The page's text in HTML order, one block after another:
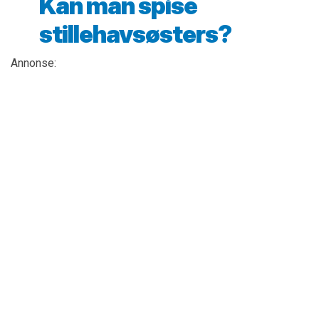
stillehavsøsters?
Annonse: